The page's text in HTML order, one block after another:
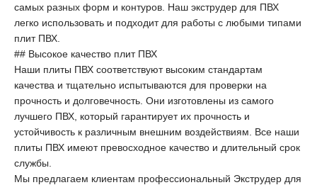
самых разных форм и контуров. Наш экструдер для ПВХ
легко использовать и подходит для работы с любыми типами
плит ПВХ.
## Высокое качество плит ПВХ
Наши плиты ПВХ соответствуют высоким стандартам
качества и тщательно испытываются для проверки на
прочность и долговечность. Они изготовлены из самого
лучшего ПВХ, который гарантирует их прочность и
устойчивость к различным внешним воздействиям. Все наши
плиты ПВХ имеют превосходное качество и длительный срок
службы.
Мы предлагаем клиентам профессиональный Экструдер для